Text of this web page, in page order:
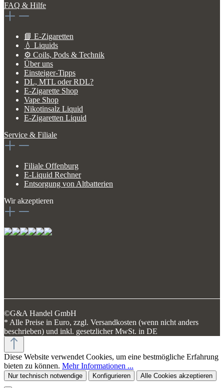
FAQ & Hilfe
📘 E-Zigaretten
💧 Liquids
⚙️ Coils, Pods & Technik
Über uns
Einsteiger-Tipps
DL, MTL oder RDL?
E-Zigarette Shop
Vape Shop
Nikotinsalz Liquid
E-Zigaretten Liquid
Service & Filiale
Filiale Offenburg
E-Liquid Rechner
Entsorgung von Altbatterien
Wir akzeptieren
©G&A Handel GmbH
* Alle Preise in Euro, zzgl. Versandkosten (wenn nicht anders
beschrieben) und inkl. gesetzlicher MwSt. in DE
Diese Website verwendet Cookies, um eine bestmögliche Erfahrung
bieten zu können. Mehr Informationen ...
Nur technisch notwendige Konfigurieren Alle Cookies akzeptieren